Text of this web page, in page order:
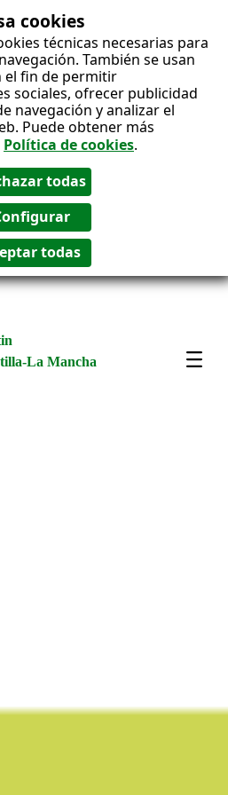
cookies
técnicas necesarias para
También se usan
el fin de permitir
sociales, ofrecer publicidad
navegación y analizar el
Puede obtener más
Política de cookies.
La Mancha